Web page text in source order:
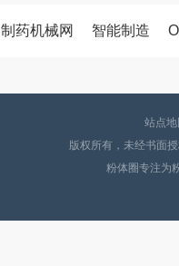
制药机械网 智能制造
站点
版权所有，未经书面
粉体圈专注为